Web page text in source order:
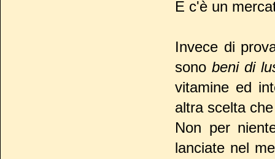
E c'è un
Invece di
sono beni di
vitamine ed
altra scelta
Non per
lanciate nel